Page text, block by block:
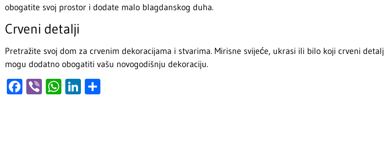
obogatite svoj prostor i dodate malo blagdanskog duha.
Crveni detalji
Pretražite svoj dom za crvenim dekoracijama i stvarima. Mirisne svijeće, ukrasi ili bilo koji crveni detalj
mogu dodatno obogatiti vašu novogodišnju dekoraciju.
Facebook
ViberWhatsApp
LinkedIn